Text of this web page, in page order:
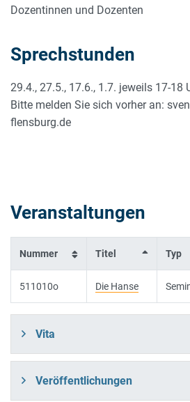
Dozentinnen und Dozenten
Sprechstunden
29.4., 27.5., 17.6., 1.7. jeweils 17-18
Bitte melden Sie sich vorher an:
flensburg.de
Veranstaltungen
Nummer Titel Typ
511010o Die Hanse
Vita
Veröffentlichungen